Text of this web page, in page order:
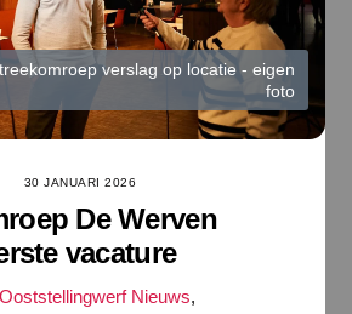
verslag op locatie - eigen
foto
30 JANUARI 2026
De Werven
vacature
Ooststellingwerf Nieuws,